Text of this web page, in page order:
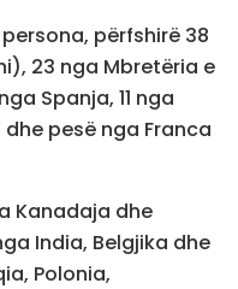
përfshirë 38
23 nga Mbretëria e
Spanja, 11 nga
pesë nga Franca
Kanadaja dhe
India, Belgjika dhe
Polonia,